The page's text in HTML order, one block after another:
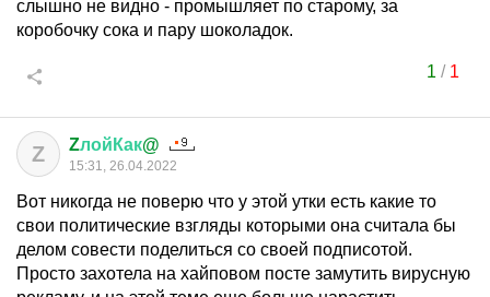
слышно не видно - промышляет по старому, за
коробочку сока и пару шоколадок.
1 / 1
Z ZлойКак@
15:31, 26.04.2022
Вот никогда не поверю что у этой утки есть какие то
свои политические взгляды которыми она считала бы
делом совести поделиться со своей подписотой.
Просто захотела на хайповом посте замутить вирусную